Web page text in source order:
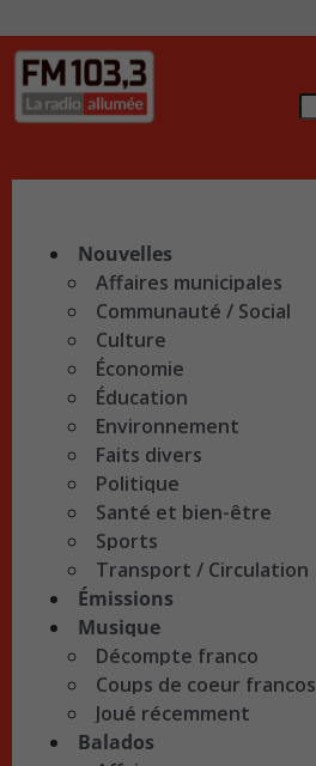
Nouvelles
Affaires municipales
Communauté / Social
Culture
Économie
Éducation
Environnement
Faits divers
Politique
Santé et bien-être
Sports
Transport / Circulation
Émissions
Musique
Décompte franco
Coups de coeur francos
Joué récemment
Balados